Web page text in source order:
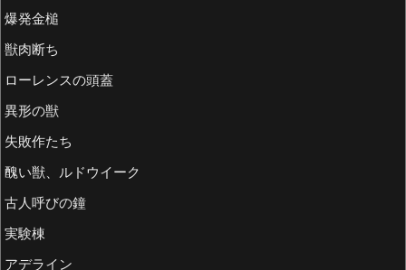
爆発金槌
獣肉断ち
ローレンスの頭蓋
異形の獣
失敗作たち
醜い獣、ルドウイーク
古人呼びの鐘
実験棟
アデライン